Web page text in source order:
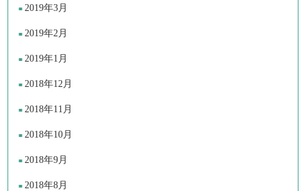
2019年3月
2019年2月
2019年1月
2018年12月
2018年11月
2018年10月
2018年9月
2018年8月